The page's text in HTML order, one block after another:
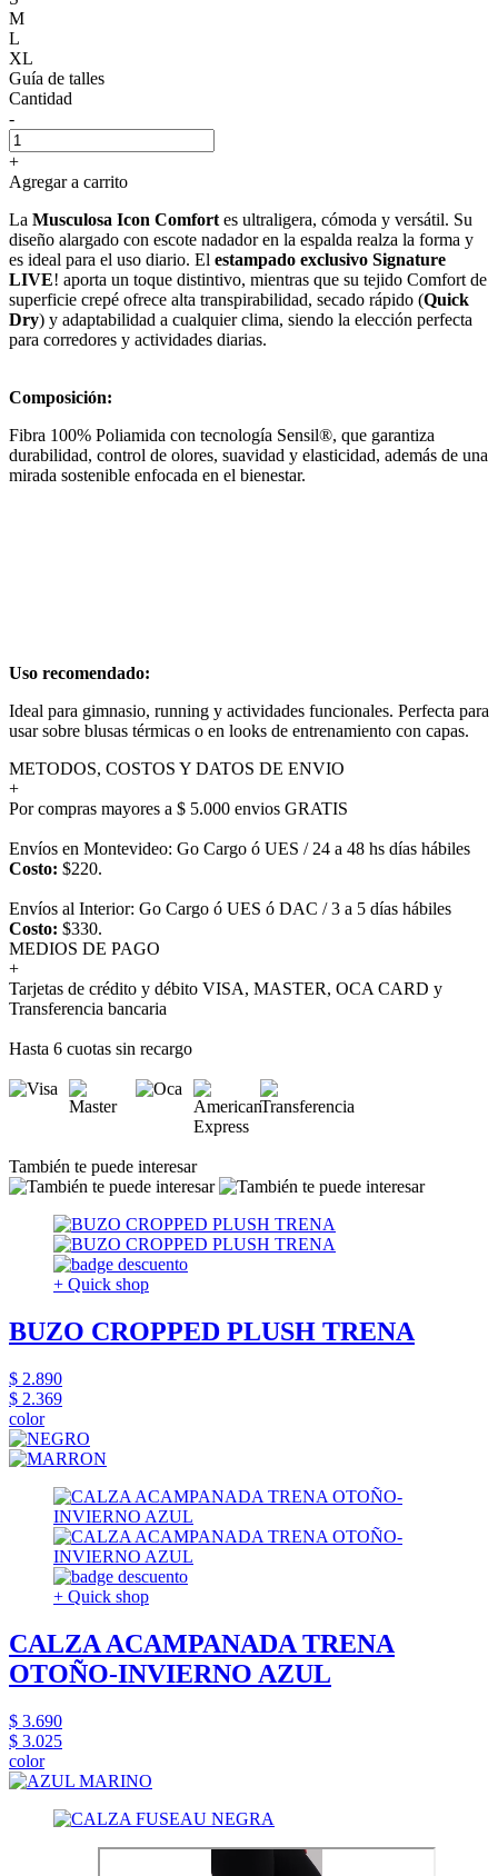
M
L
XL
Guía de talles
Cantidad
-
+
Agregar a carrito
La Musculosa Icon Comfort es ultraligera, cómoda y versátil. Su
diseño alargado con escote nadador en la espalda realza la forma y
es ideal para el uso diario. El estampado exclusivo Signature
LIVE! aporta un toque distintivo, mientras que su tejido Comfort de
superficie crepé ofrece alta transpirabilidad, secado rápido (Quick
Dry) y adaptabilidad a cualquier clima, siendo la elección perfecta
para corredores y actividades diarias.
Composición:
Fibra 100% Poliamida con tecnología Sensil®, que garantiza
durabilidad, control de olores, suavidad y elasticidad, además de una
mirada sostenible enfocada en el bienestar.
Uso recomendado:
Ideal para gimnasio, running y actividades funcionales. Perfecta para
usar sobre blusas térmicas o en looks de entrenamiento con capas.
METODOS, COSTOS Y DATOS DE ENVIO
+
Por compras mayores a $ 5.000 envios GRATIS
Envíos en Montevideo: Go Cargo ó UES / 24 a 48 hs días hábiles
Costo: $220.
Envíos al Interior: Go Cargo ó UES ó DAC / 3 a 5 días hábiles
Costo: $330.
MEDIOS DE PAGO
+
Tarjetas de crédito y débito VISA, MASTER, OCA CARD y
Transferencia bancaria
Hasta 6 cuotas sin recargo
También te puede interesar
+ Quick shop
BUZO CROPPED PLUSH TRENA
$ 2.890
$ 2.369
color
+ Quick shop
CALZA ACAMPANADA TRENA
OTOÑO-INVIERNO AZUL
$ 3.690
$ 3.025
color